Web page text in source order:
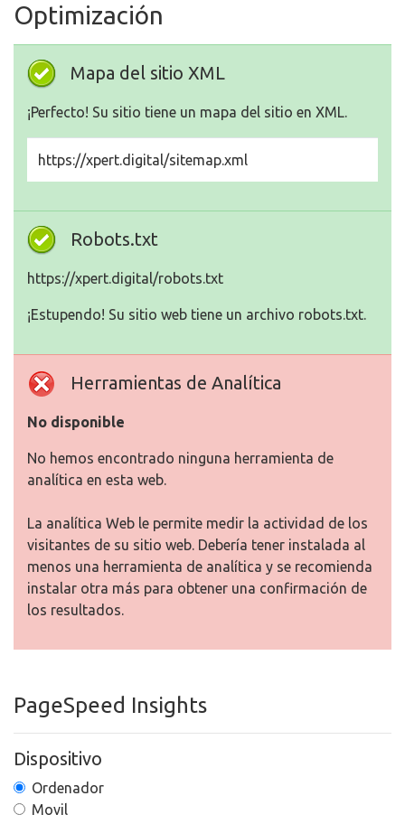
Optimización
Mapa del sitio XML
¡Perfecto! Su sitio tiene un mapa del sitio en XML.
https://xpert.digital/sitemap.xml
Robots.txt
https://xpert.digital/robots.txt
¡Estupendo! Su sitio web tiene un archivo robots.txt.
Herramientas de Analítica
No disponible
No hemos encontrado ninguna herramienta de
analítica en esta web.
La analítica Web le permite medir la actividad de los
visitantes de su sitio web. Debería tener instalada al
menos una herramienta de analítica y se recomienda
instalar otra más para obtener una confirmación de
los resultados.
PageSpeed Insights
Dispositivo
Ordenador
Movil